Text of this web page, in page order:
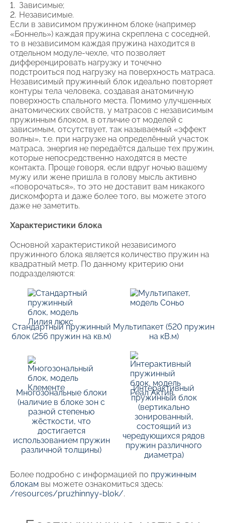
Зависимые;
Независимые.
Если в зависимом пружинном блоке (например
«Боннель») каждая пружина скреплена с соседней,
то в независимом каждая пружина находится в
отдельном модуле-чехле, что позволяет
дифференцировать нагрузку и точечно
подстроиться под нагрузку на поверхность матраса.
Независимый пружинный блок идеально повторяет
контуры тела человека, создавая анатомичную
поверхность спального места. Помимо улучшенных
анатомических свойств, у матрасов с независимым
пружинным блоком, в отличие от моделей с
зависимым, отсутствует, так называемый «эффект
волны», т.е. при нагрузке на определённый участок
матраса, энергия не передаётся дальше тех пружин,
которые непосредственно находятся в месте
контакта. Проще говоря, если вдруг ночью вашему
мужу или жене пришла в голову мысль активно
«поворочаться», то это не доставит вам никакого
дискомфорта и даже более того, вы можете этого
даже не заметить.
Характеристики блока
Основной характеристикой независимого
пружинного блока является количество пружин на
квадратный метр. По данному критерию они
подразделяются:
Стандартный пружинный
блок (256 пружин на кв.м)
Мультипакет (520 пружин
на кВ.м)
Многозональные блоки
(наличие в блоке зон с
разной степенью
жёсткости, что
достигается
использованием пружин
различной толщины)
Интерактивный
пружинный блок
(вертикально
зонированный,
состоящий из
чередующихся рядов
пружин различного
диаметра)
Более подробно с информацией по пружинным
блокам вы можете ознакомиться здесь:
/resources/pruzhinnyy-blok/.